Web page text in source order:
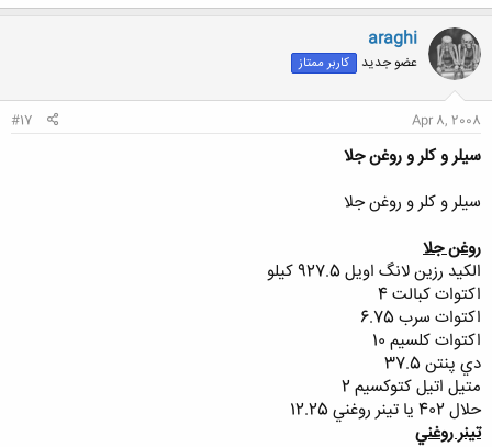
araghi
عضو جدید کاربر ممتاز
Apr 8, 2008
#17
سيلر و كلر و روغن جلا
سيلر و كلر و روغن جلا
روغن جلا
الكيد رزين لانگ اويل 927.5 كيلو
اكتوات كبالت 4
اكتوات سرب 6.75
اكتوات كلسيم 10
دي پنتن 37.5
متيل اتيل كتوكسيم 2
حلال 402 يا تينر روغني 12.25
تينر روغني